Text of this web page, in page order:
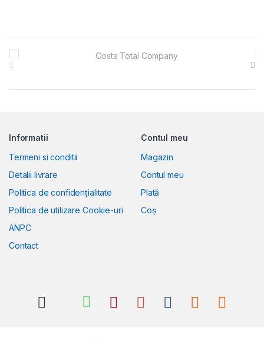
Brands Carousel
Informatii
Termeni si conditii
Detalii livrare
Politica de confidențialitate
Politica de utilizare Cookie-uri
ANPC
Contact
Contul meu
Magazin
Contul meu
Plată
Coș